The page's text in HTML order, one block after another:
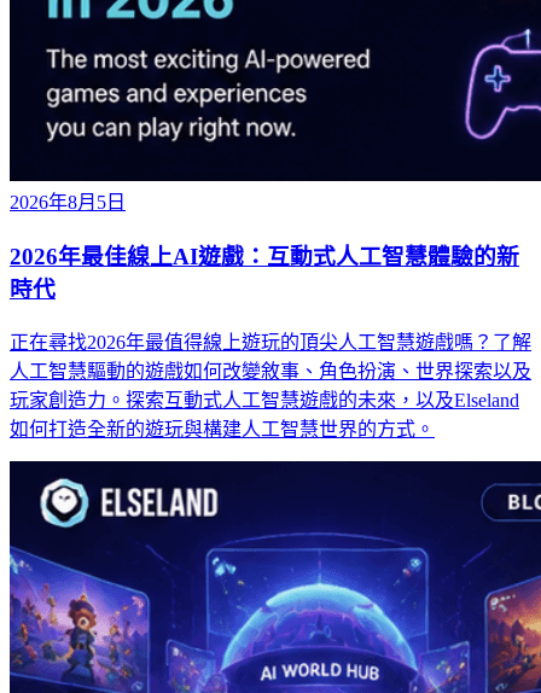
2026年8月5日
2026年最佳線上AI遊戲：互動式人工智慧體驗的新
時代
正在尋找2026年最值得線上遊玩的頂尖人工智慧遊戲嗎？了解
人工智慧驅動的遊戲如何改變敘事、角色扮演、世界探索以及
玩家創造力。探索互動式人工智慧遊戲的未來，以及Elseland
如何打造全新的遊玩與構建人工智慧世界的方式。